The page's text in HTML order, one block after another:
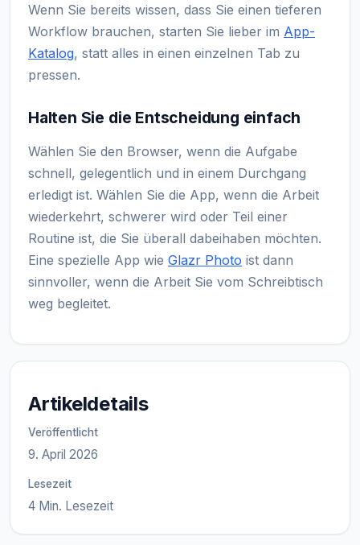
Wenn Sie bereits wissen, dass Sie einen tieferen
Workflow brauchen, starten Sie lieber im App-
Katalog, statt alles in einen einzelnen Tab zu
pressen.
Halten Sie die Entscheidung einfach
Wählen Sie den Browser, wenn die Aufgabe
schnell, gelegentlich und in einem Durchgang
erledigt ist. Wählen Sie die App, wenn die Arbeit
wiederkehrt, schwerer wird oder Teil einer
Routine ist, die Sie überall dabeihaben möchten.
Eine spezielle App wie Glazr Photo ist dann
sinnvoller, wenn die Arbeit Sie vom Schreibtisch
weg begleitet.
Artikeldetails
Veröffentlicht
9. April 2026
Lesezeit
4 Min. Lesezeit